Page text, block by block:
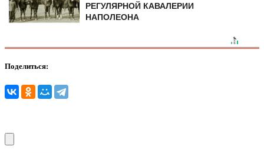
РЕГУЛЯРНОЙ КАВАЛЕРИИ
НАПОЛЕОНА
Поделиться: